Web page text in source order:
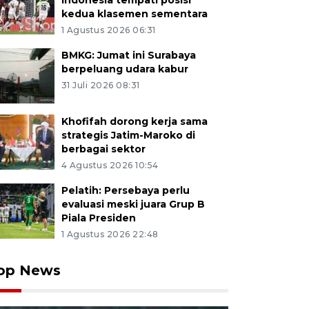
kedua klasemen sementara
1 Agustus 2026 06:31
BMKG: Jumat ini Surabaya
berpeluang udara kabur
31 Juli 2026 08:31
Khofifah dorong kerja sama
strategis Jatim-Maroko di
berbagai sektor
4 Agustus 2026 10:54
Pelatih: Persebaya perlu
evaluasi meski juara Grup B
Piala Presiden
1 Agustus 2026 22:48
News